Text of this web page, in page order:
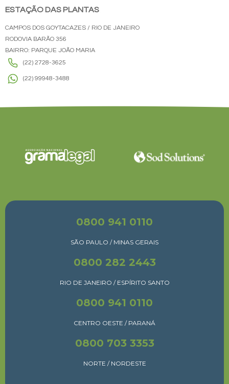
ESTAÇÃO DAS PLANTAS
CAMPOS DOS GOYTACAZES / RIO DE JANEIRO
RODOVIA BARÃO 356
BAIRRO: PARQUE JOÃO MARIA
(22) 2728-3625
(22) 99948-3488
0800 941 0110
SÃO PAULO / MINAS GERAIS
0800 282 2443
RIO DE JANEIRO / ESPÍRITO SANTO
0800 941 0110
CENTRO OESTE / PARANÁ
0800 703 3353
NORTE / NORDESTE